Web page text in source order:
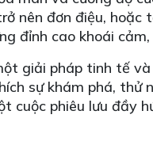
nên đơn điệu, hoặc
đỉnh cao khoái
giải pháp tinh tế và
sự khám phá, thử
phiêu lưu đầy